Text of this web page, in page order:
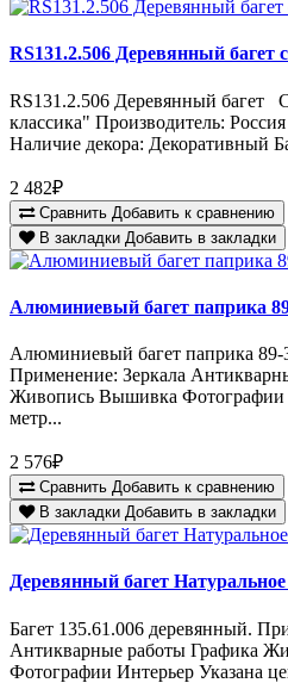
RS131.2.506 Деревянный багет
RS131.2.506 Деревянный багет
классика" Производитель:
Наличие декора: Декоративный
2 482₽
Сравнить Добавить к сравнению
В закладки Добавить в закладки
Алюминиевый багет паприка
Алюминиевый багет паприка
Применение: Зеркала
Живопись Вышивка Фотографии
метр...
2 576₽
Сравнить Добавить к сравнению
В закладки Добавить в закладки
Деревянный багет Натуральное
Багет 135.61.006 деревянный.
Антикварные работы Графика
Фотографии Интерьер Указана